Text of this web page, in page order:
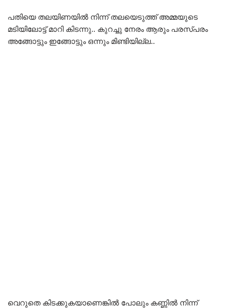
പതിയെ തലയിണയിൽ നിന്ന് തലയെടുത്ത് അമ്മയുടെ
മടിയിലോട്ട് മാറി കിടന്നു.. കുറച്ചു നേരം ആരും പരസ്പരം
അങ്ങോട്ടും ഇങ്ങോട്ടും ഒന്നും മിണ്ടിയില്ല..
വെറുതെ കിടക്കുകയാണെങ്കിൽ പോലും കണ്ണിൽ നിന്ന്